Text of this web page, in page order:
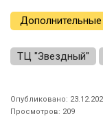
ТЦ "Звездный"
Опубликовано:
Просмотров: 209